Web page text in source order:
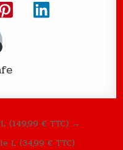
(149,99 € TTC) →
L (34,99 € TTC)